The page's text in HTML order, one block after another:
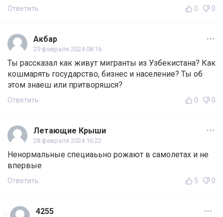
Ответить 0 0
Акбар
29 февраля 2024 08:16
Ты рассказал как живут мигранты из Узбекистана? Как
кошмарять государство, бизнес и население? Ты об
этом знаеш или притворяшся?
Ответить 0 0
Летающие Крыши
28 февраля 2024 16:22
Ненормальные специаььно рожают в самолетах и не
впервые
Ответить 5 0
4255